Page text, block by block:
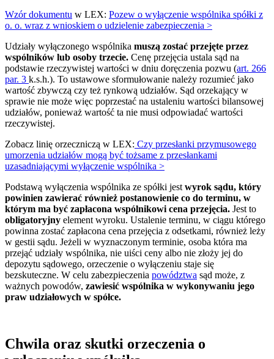
Wzór dokumentu w LEX: Pozew o wyłączenie wspólnika spółki z
o. o. wraz z wnioskiem o udzielenie zabezpieczenia >
Udziały wyłączonego wspólnika muszą zostać przejęte przez
wspólników lub osoby trzecie. Cenę przejęcia ustala sąd na
podstawie rzeczywistej wartości w dniu doręczenia pozwu (art. 266
par. 3 k.s.h.). To ustawowe sformułowanie należy rozumieć jako
wartość zbywczą czy też rynkową udziałów. Sąd orzekający w
sprawie nie może więc poprzestać na ustaleniu wartości bilansowej
udziałów, ponieważ wartość ta nie musi odpowiadać wartości
rzeczywistej.
Zobacz linię orzeczniczą w LEX: Czy przesłanki przymusowego
umorzenia udziałów mogą być tożsame z przesłankami
uzasadniającymi wyłączenie wspólnika >
Podstawą wyłączenia wspólnika ze spółki jest wyrok sądu, który
powinien zawierać również postanowienie co do terminu, w
którym ma być zapłacona wspólnikowi cena przejęcia. Jest to
obligatoryjny element wyroku. Ustalenie terminu, w ciągu którego
powinna zostać zapłacona cena przejęcia z odsetkami, również leży
w gestii sądu. Jeżeli w wyznaczonym terminie, osoba która ma
przejąć udziały wspólnika, nie uiści ceny albo nie złoży jej do
depozytu sądowego, orzeczenie o wyłączeniu staje się
bezskuteczne. W celu zabezpieczenia powództwa sąd może, z
ważnych powodów, zawiesić wspólnika w wykonywaniu jego
praw udziałowych w spółce.
Chwila oraz skutki orzeczenia o